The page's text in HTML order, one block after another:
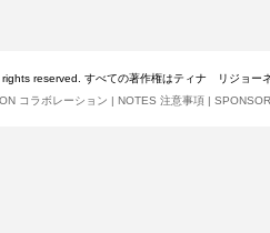
rights reserved. すべての著作権はティナ リジョー
コラボレーション | NOTES 注意事項 |